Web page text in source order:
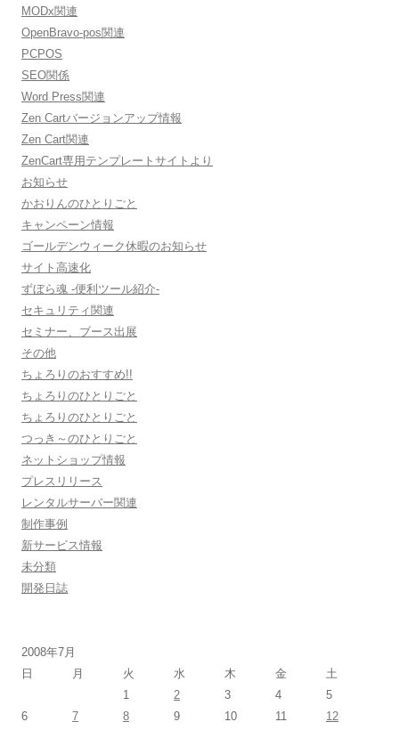
MODx関連
OpenBravo-pos関連
PCPOS
SEO関係
Word Press関連
Zen Cartバージョンアップ情報
Zen Cart関連
ZenCart専用テンプレートサイトより
お知らせ
かおりんのひとりごと
キャンペーン情報
ゴールデンウィーク休暇のお知らせ
サイト高速化
ずぼら魂 -便利ツール紹介-
セキュリティ関連
セミナー、ブース出展
その他
ちょろりのおすすめ!!
ちょろりのひとりごと
ちょろりのひとりごと
つっき～のひとりごと
ネットショップ情報
プレスリリース
レンタルサーバー関連
制作事例
新サービス情報
未分類
開発日誌
2008年7月
日
月 火 水 木 金
土
1
2 3 4
5
6
7 8 9 10 11
12